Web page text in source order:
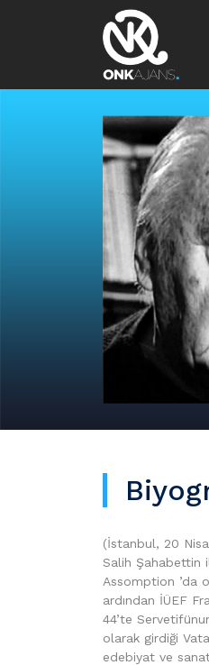
(İstanbul, 20
Salih Şahabettin
Assomption ’da
ardından İÜEF
44’te
olarak girdiği
edebiyat ve sanat